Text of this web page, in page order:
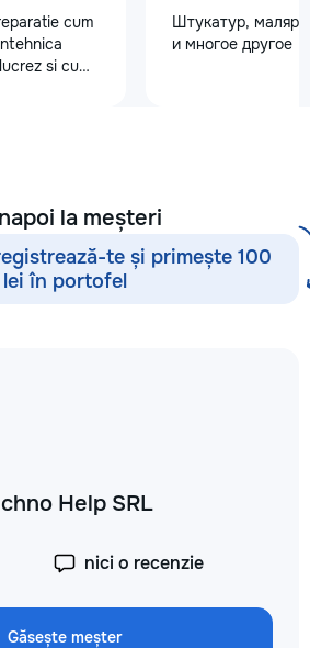
cum
si cu
Штукатур, маляр ,
и многое другое
la meșteri
te și primește 100
lei în portofel
Help SRL
nici o recenzie
Găsește meșter